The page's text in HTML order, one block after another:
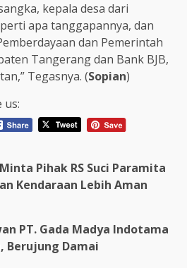
kepala desa dari
apa tanggapannya, dan
dan Pemerintah
Tangerang dan Bank BJB,
Tegasnya. (Sopian)
us:
Pihak RS Suci Paramita
Kendaraan Lebih Aman
PT. Gada Madya Indotama
Berujung Damai